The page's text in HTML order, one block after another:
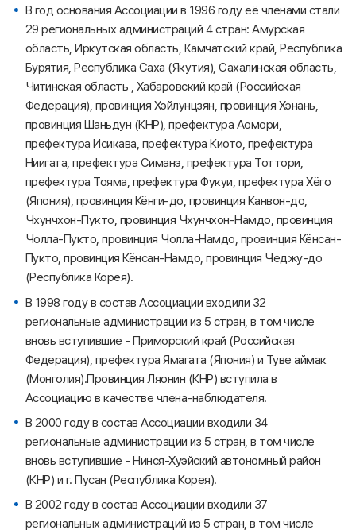
В год основания Ассоциации в 1996 году её членами стали
29 региональных администраций 4 стран: Амурская
область, Иркутская область, Камчатский край, Республика
Бурятия, Республика Саха (Якутия), Сахалинская область,
Читинская область , Хабаровский край (Российская
Федерация), провинция Хэйлунцзян, провинция Хэнань,
провинция Шаньдун (КНР), префектура Аомори,
префектура Исикава, префектура Киото, префектура
Ниигата, префектура Симанэ, префектура Тоттори,
префектура Тояма, префектура Фукуи, префектура Хёго
(Япония), провинция Кёнги-до, провинция Канвон-до,
Чхунчхон-Пукто, провинция Чхунчхон-Намдо, провинция
Чолла-Пукто, провинция Чолла-Намдо, провинция Кёнсан-
Пукто, провинция Кёнсан-Намдо, провинция Чеджу-до
(Республика Корея).
В 1998 году в состав Ассоциации входили 32
региональные администрации из 5 стран, в том числе
вновь вступившие - Приморский край (Российская
Федерация), префектура Ямагата (Япония) и Туве аймак
(Монголия).Провинция Ляонин (КНР) вступила в
Ассоциацию в качестве члена-наблюдателя.
В 2000 году в состав Ассоциации входили 34
региональные администрации из 5 стран, в том числе
вновь вступившие - Нинся-Хуэйский автономный район
(КНР) и г. Пусан (Республика Корея).
В 2002 году в состав Ассоциации входили 37
региональных администраций из 5 стран, в том числе